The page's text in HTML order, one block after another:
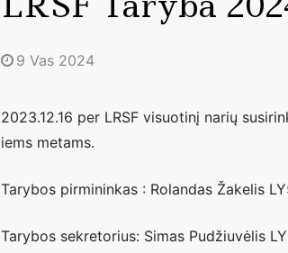
9 Vas 2024
2023.12.16 per LRSF visuotinį narių
iems metams.
Tarybos pirmininkas : Rolandas Žakelis
Tarybos sekretorius: Simas Pudžiuvėlis